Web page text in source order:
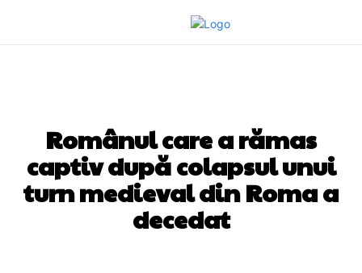
Românul care a rămas
captiv după colapsul unui
turn medieval din Roma a
decedat